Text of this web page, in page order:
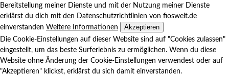
Bereitstellung meiner Dienste und mit der Nutzung meiner Dienste
erklärst du dich mit den Datenschutzrichtlinien von fioswelt.de
einverstanden Weitere Informationen Akzeptieren
Die Cookie-Einstellungen auf dieser Website sind auf "Cookies zulassen"
eingestellt, um das beste Surferlebnis zu ermöglichen. Wenn du diese
Website ohne Änderung der Cookie-Einstellungen verwendest oder auf
"Akzeptieren" klickst, erklärst du sich damit einverstanden.